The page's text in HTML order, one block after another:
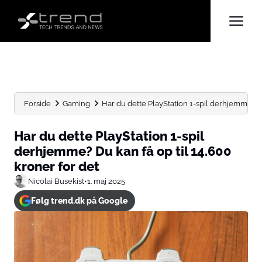
Forside Gaming Har du dette PlayStation 1-spil derhjemme?
Har du dette PlayStation 1-spil
derhjemme? Du kan få op til 14.600
kroner for det
Nicolai Busekist•1. maj 2025
Følg trend.dk på Google